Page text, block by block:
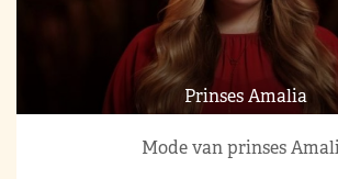
Prinses Amalia
Mode van prinses